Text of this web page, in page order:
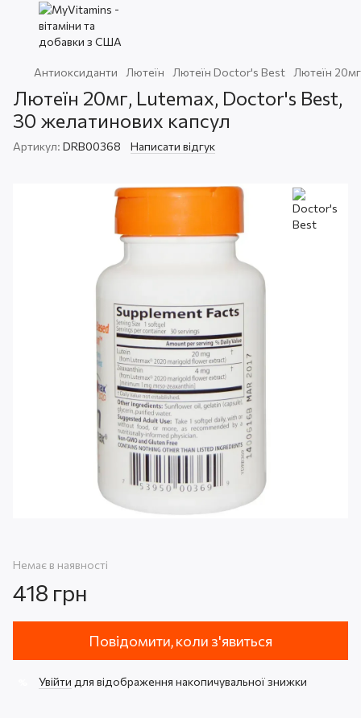
Антиоксиданти Лютеїн Лютеїн Doctor's Best Лютеїн
Лютеїн 20мг, Lutemax, Doctor's Best,
30 желатинових капсул
Артикул: DRB00368 Написати відгук
Немає в наявності
418 грн
Повідомити, коли з'явиться
Увійти для відображення накопичувальної знижки